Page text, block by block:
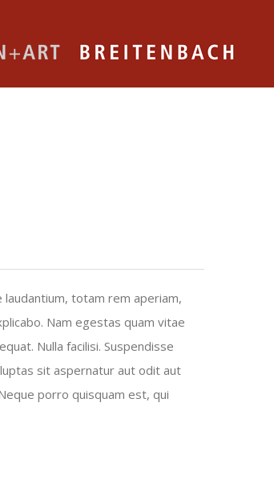
totam rem aperiam,
Nam egestas quam vitae
Nulla facilisi. Suspendisse
sit aspernatur aut odit aut
porro quisquam est, qui